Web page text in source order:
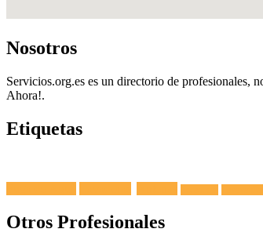
Nosotros
Servicios.org.es es un directorio de profesionales,
Ahora!.
Etiquetas
Otros Profesionales